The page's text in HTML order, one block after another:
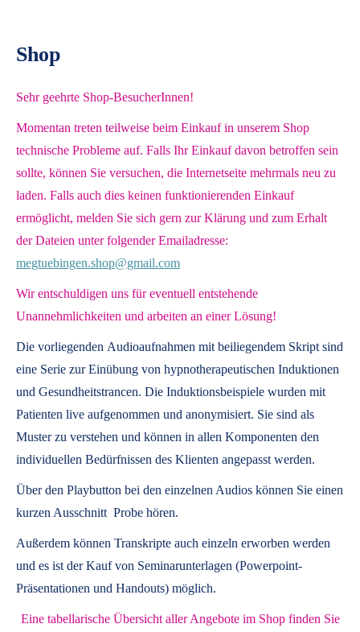
Shop
Sehr geehrte Shop-BesucherInnen!
Momentan treten teilweise beim Einkauf in unserem Shop
technische Probleme auf. Falls Ihr Einkauf davon betroffen sein
sollte, können Sie versuchen, die Internetseite mehrmals neu zu
laden. Falls auch dies keinen funktionierenden Einkauf
ermöglicht, melden Sie sich gern zur Klärung und zum Erhalt
der Dateien unter folgender Emailadresse:
megtuebingen.shop@gmail.com
Wir entschuldigen uns für eventuell entstehende
Unannehmlichkeiten und arbeiten an einer Lösung!
Die vorliegenden Audioaufnahmen mit beiliegendem Skript sind
eine Serie zur Einübung von hypnotherapeutischen Induktionen
und Gesundheitstrancen. Die Induktionsbeispiele wurden mit
Patienten live aufgenommen und anonymisiert. Sie sind als
Muster zu verstehen und können in allen Komponenten den
individuellen Bedürfnissen des Klienten angepasst werden.
Über den Playbutton bei den einzelnen Audios können Sie einen
kurzen Ausschnitt Probe hören.
Außerdem können Transkripte auch einzeln erworben werden
und es ist der Kauf von Seminarunterlagen (Powerpoint-
Präsentationen und Handouts) möglich.
Eine tabellarische Übersicht aller Angebote im Shop finden Sie